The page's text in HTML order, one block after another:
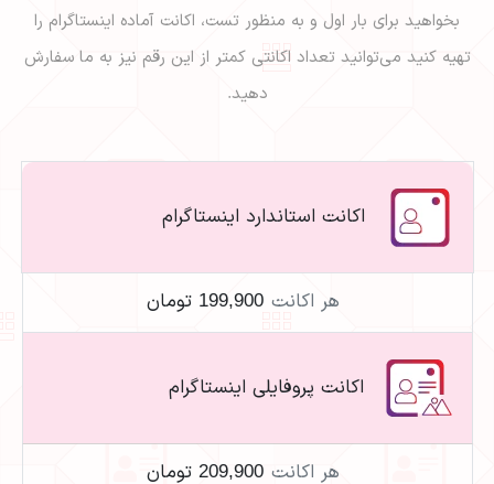
بخواهید برای بار اول و به منظور تست، اکانت آماده اینستاگرام را
تهیه کنید می‌توانید تعداد اکانتی کمتر از این رقم نیز به ما سفارش
دهید.
اکانت استاندارد اینستاگرام
هر اکانت 199,900 تومان
اکانت پروفایلی اینستاگرام
هر اکانت 209,900 تومان